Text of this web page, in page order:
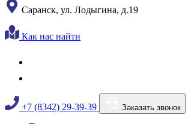
Саранск, ул. Лодыгина, д.19
Как нас найти
+7 (8342) 29-39-39 Заказать звонок